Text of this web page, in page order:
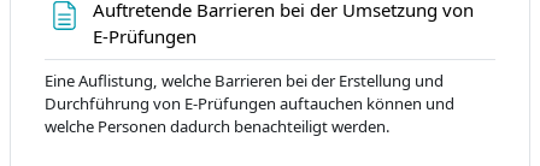
Auftretende Barrieren bei der Umsetzung von
E-Prüfungen
Eine Auflistung, welche Barrieren bei der Erstellung und
Durchführung von E-Prüfungen auftauchen können und
welche Personen dadurch benachteiligt werden.